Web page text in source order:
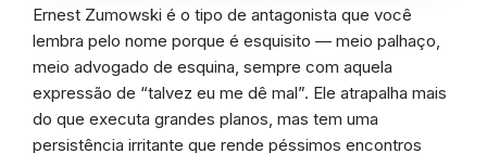
Ernest Zumowski é o tipo de antagonista que você
lembra pelo nome porque é esquisito — meio palhaço,
meio advogado de esquina, sempre com aquela
expressão de “talvez eu me dê mal”. Ele atrapalha mais
do que executa grandes planos, mas tem uma
persistência irritante que rende péssimos encontros